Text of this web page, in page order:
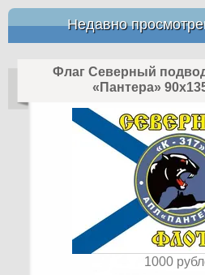
Недавно
Флаг Северный
«Пантера»
1000